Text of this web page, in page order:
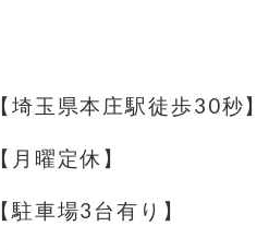
【埼玉県本庄駅徒歩30秒】
【月曜定休】
【駐車場️3台有り】